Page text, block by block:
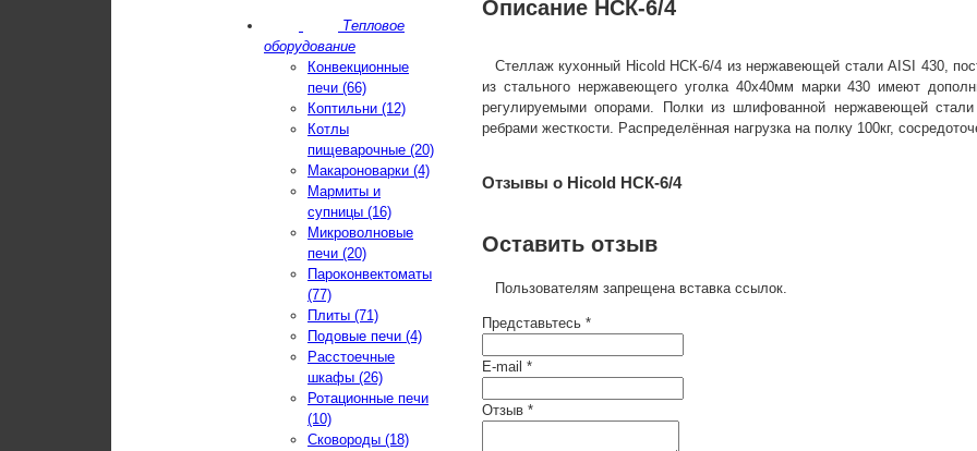
Описание НСК-6/4
Стеллаж кухонный Hicold НСК-6/4 из нержавеющей стали AISI 430,
из стального нержавеющего уголка 40х40мм марки 430 имеют
регулируемыми опорами. Полки из шлифованной нержавеющей
ребрами жесткости. Распределённая нагрузка на полку 100кг,
Отзывы о Hicold НСК-6/4
Оставить отзыв
Пользователям запрещена вставка ссылок.
Представьтесь *
E-mail *
Отзыв *
Тепловое
оборудование
Конвекционные
печи (66)
Коптильни (12)
Котлы
пищеварочные (20)
Макароноварки (4)
Мармиты и
супницы (16)
Микроволновые
печи (20)
Пароконвектоматы
(77)
Плиты (71)
Подовые печи (4)
Расстоечные
шкафы (26)
Ротационные печи
(10)
Сковороды (18)